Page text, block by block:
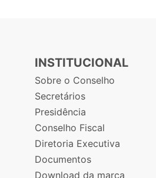
INSTITUCIONAL
Sobre o Conselho
Secretários
Presidência
Conselho Fiscal
Diretoria Executiva
Documentos
Download da marca